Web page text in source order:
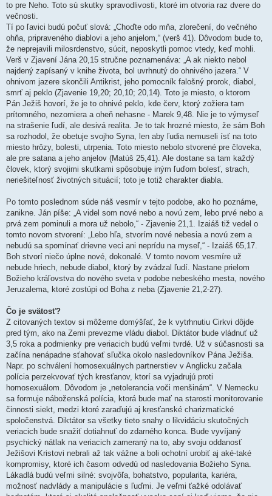
to pre Neho. Toto sú skutky spravodlivosti, ktoré im otvoria raz dvere do
večnosti.
Tí po ľavici budú počuť slová: „Choďte odo mňa, zlorečení, do večného
ohňa, pripraveného diablovi a jeho anjelom,“ (verš 41). Dôvodom bude to,
že neprejavili milosrdenstvo, súcit, neposkytli pomoc vtedy, keď mohli.
Verš v Zjavení Jána 20,15 stručne poznamenáva: „A ak niekto nebol
najdený zapísaný v knihe života, bol uvrhnutý do ohnivého jazera.“ V
ohnivom jazere skončili Antikrist, jeho pomocník falošný prorok, diabol,
smrť aj peklo (Zjavenie 19,20; 20,10; 20,14). Toto je miesto, o ktorom
Pán Ježiš hovorí, že je to ohnivé peklo, kde červ, ktorý zožiera tam
prítomného, nezomiera a oheň nehasne - Marek 9,48. Nie je to výmyseľ
na strašenie ľudí, ale desivá realita. Je to tak hrozné miesto, že sám Boh
sa rozhodol, že obetuje svojho Syna, len aby ľudia nemuseli ísť na toto
miesto hrôzy, bolesti, utrpenia. Toto miesto nebolo stvorené pre človeka,
ale pre satana a jeho anjelov (Matúš 25,41). Ale dostane sa tam každý
človek, ktorý svojimi skutkami spôsobuje iným ľuďom bolesť, strach,
neriešiteľnosť životných situácií; toto je totiž charakter diabla.
Po tomto poslednom súde náš vesmír v tejto podobe, ako ho poznáme,
zanikne. Ján píše: „A videl som nové nebo a novú zem, lebo prvé nebo a
prvá zem pominuli a mora už nebolo,“ - Zjavenie 21,1. Izaiáš tiž vedel o
tomto novom stvorení: „Lebo hľa, stvorím nové nebesia a novú zem a
nebudú sa spomínať drievne veci ani neprídu na myseľ,“ - Izaiáš 65,17.
Boh stvorí niečo úplne nové, dokonalé. V tomto novom vesmíre už
nebude hriech, nebude diabol, ktorý by zvádzal ľudí. Nastane prielom
Božieho kráľovstva do nového sveta v podobe nebeského mesta, nového
Jeruzalema, ktoré zostúpi od Boha z neba (Zjavenie 21,2-27).
Čo je svätosť?
Z citovaných textov si môžeme domýšľať, že k vytrhnutiu Cirkvi dôjde
pred tým, ako na Zemi prevezme vládu diabol. Diktátor bude vládnuť už
3,5 roka a podmienky pre veriacich budú veľmi tvrdé. Už v súčasnosti sa
začína nenápadne sťahovať sľučka okolo nasledovníkov Pána Ježiša.
Napr. po schválení homosexuálnych partnerstiev v Anglicku začala
polícia perzekvovať tých kresťanov, ktorí sa vyjadrujú proti
homosexuálom. Dôvodom je „netolerancia voči menšinám“. V Nemecku
sa formuje náboženská polícia, ktorá bude mať na starosti monitorovanie
činnosti siekt, medzi ktoré zaraďujú aj kresťanské charizmatické
spoločenstvá. Diktátor sa všetky tieto snahy o likvidáciu skutočných
veriacich bude snažiť dotiahnuť do zdarného konca. Bude vyvíjaný
psychický nátlak na veriacich zameraný na to, aby svoju oddanosť
Ježišovi Kristovi nebrali až tak vážne a boli ochotní urobiť aj aké-také
kompromisy, ktoré ich časom odvedú od nasledovania Božieho Syna.
Lákadlá budú veľmi silné: svojvôľa, bohatstvo, popularita, kariéra,
možnosť nadvlády a manipulácie s ľuďmi. Je veľmi ťažké odolávať